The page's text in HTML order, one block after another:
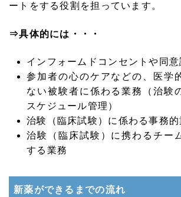
ートをする役割を担っています。
⇒具体的には・・・
インフォームドコンセントや同意
参加者の心のケアなどの、医学
ない被験者に係わる業務（治験
スケジュール管理）
治験（臨床試験）に係わる事務的
治験（臨床試験）に携わるチー
する業務
新薬ができるまでの流れ